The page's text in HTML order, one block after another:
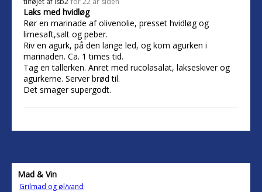
Laks med hvidløg
Rør en marinade af olivenolie, presset hvidløg og
limesaft,salt og peber.
Riv en agurk, på den lange led, og kom agurken i
marinaden. Ca. 1 times tid.
Tag en tallerken. Anret med rucolasalat, lakseskiver og
agurkerne. Server brød til.
Det smager supergodt.
Mad & Vin
Grilmad og øl/vand